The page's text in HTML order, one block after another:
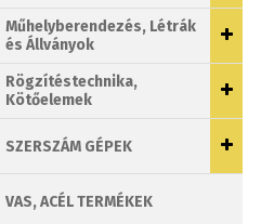
Műhelyberendezés, Létrák
és Állványok
Rögzítéstechnika,
Kötőelemek
SZERSZÁM GÉPEK
VAS, ACÉL TERMÉKEK